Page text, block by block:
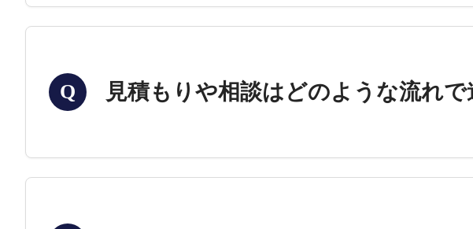
Q 見積もりや相談はどのような流れで